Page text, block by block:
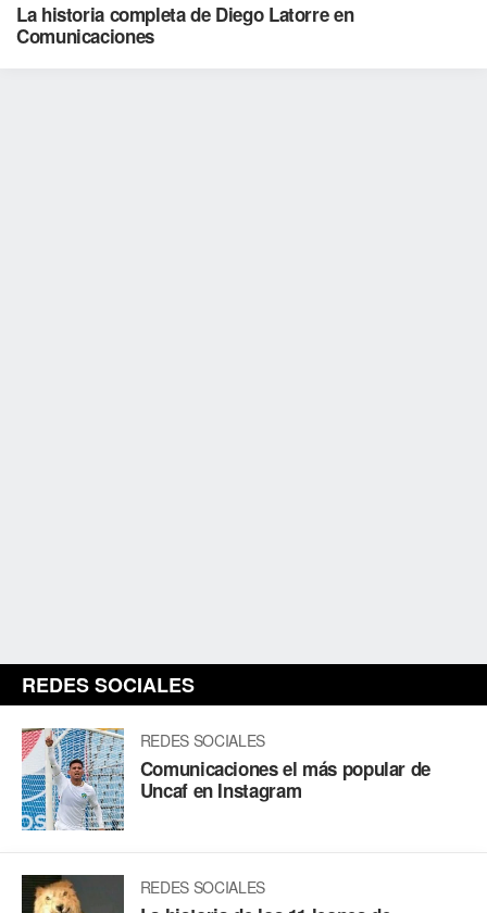
La historia completa de Diego Latorre en
Comunicaciones
REDES SOCIALES
REDES SOCIALES
Comunicaciones el más popular de
Uncaf en Instagram
REDES SOCIALES